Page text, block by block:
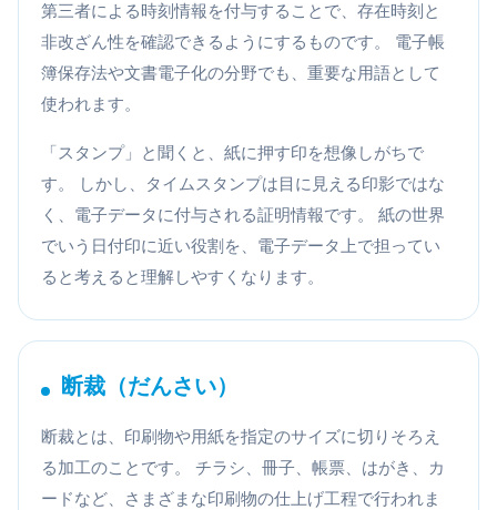
第三者による時刻情報を付与することで、存在時刻と
非改ざん性を確認できるようにするものです。 電子帳
簿保存法や文書電子化の分野でも、重要な用語として
使われます。
「スタンプ」と聞くと、紙に押す印を想像しがちで
す。 しかし、タイムスタンプは目に見える印影ではな
く、電子データに付与される証明情報です。 紙の世界
でいう日付印に近い役割を、電子データ上で担ってい
ると考えると理解しやすくなります。
断裁（だんさい）
断裁とは、印刷物や用紙を指定のサイズに切りそろえ
る加工のことです。 チラシ、冊子、帳票、はがき、カ
ードなど、さまざまな印刷物の仕上げ工程で行われま